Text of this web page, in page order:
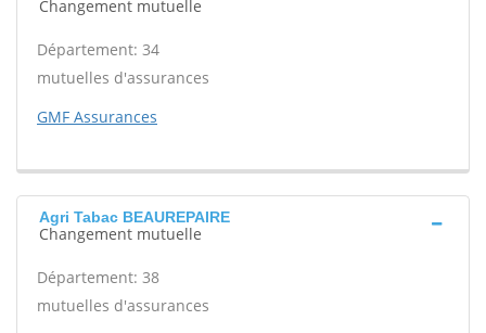
Changement mutuelle
Département: 34
mutuelles d'assurances
GMF Assurances
Agri Tabac BEAUREPAIRE
Changement mutuelle
Département: 38
mutuelles d'assurances